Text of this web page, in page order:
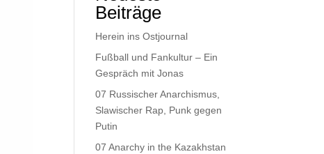
Beiträge
Herein ins Ostjournal
Fußball und Fankultur – Ein
Gespräch mit Jonas
07 Russischer Anarchismus,
Slawischer Rap, Punk gegen
Putin
07 Anarchy in the Kazakhstan